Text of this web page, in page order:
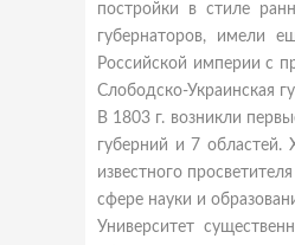
постройки в стиле
губернаторов, имели
Российской империи с
Слободско-Украинская
В 1803 г. возникли
губерний и 7 областей.
известного
сфере науки и
Университет